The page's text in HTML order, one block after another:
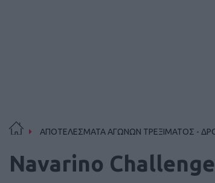
ΑΠΟΤΕΛΕΣΜΑΤΑ ΑΓΩΝΩΝ ΤΡΕΞΙΜΑΤΟΣ -
Navarino